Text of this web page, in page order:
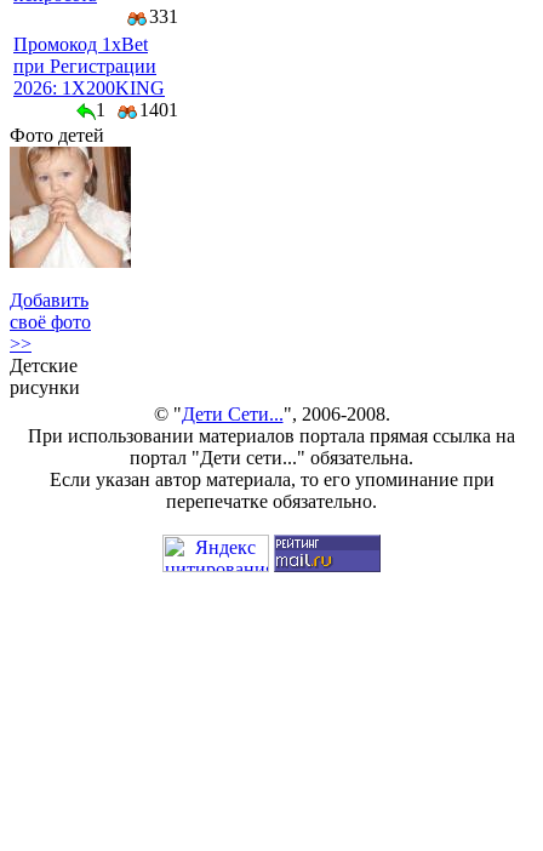
331
Промокод 1xBet
при Регистрации
2026: 1X200KING
1
1401
Фото детей
Добавить
своё фото
>>
Детские
рисунки
© "Дети Сети...", 2006-2008.
При использовании материалов портала прямая ссылка на
портал "Дети сети..." обязательна.
Если указан автор материала, то его упоминание при
перепечатке обязательно.